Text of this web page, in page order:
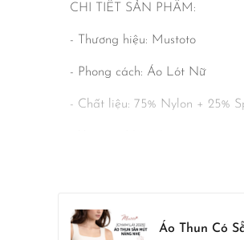
CHI TIẾT SẢN PHẨM:
- Thương hiệu: Mustoto
- Phong cách: Áo Lót Nữ
- Chất liệu: 75% Nylon + 25%
Áo Thun Có